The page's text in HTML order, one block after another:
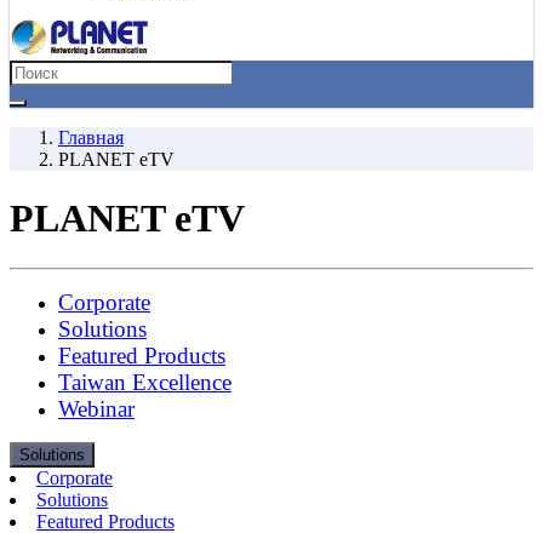
Главная
PLANET eTV
PLANET eTV
Corporate
Solutions
Featured Products
Taiwan Excellence
Webinar
Solutions
Corporate
Solutions
Featured Products